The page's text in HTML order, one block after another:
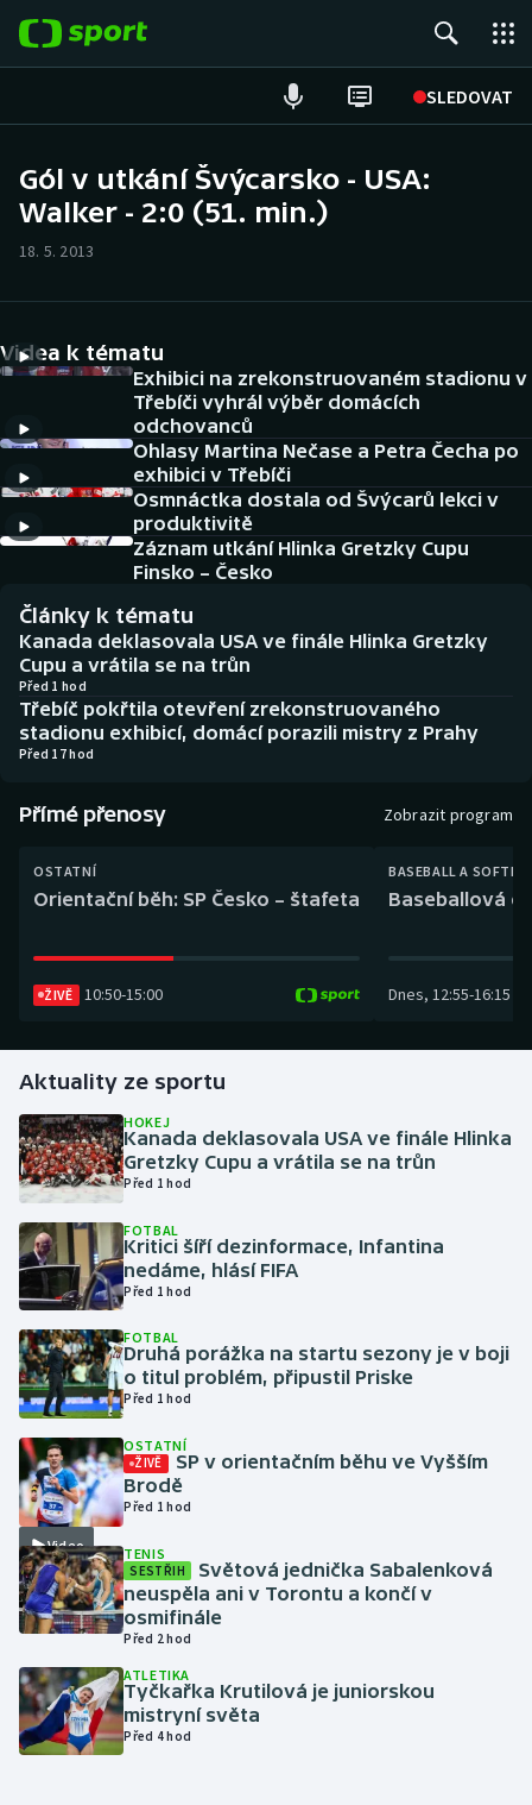
SLEDOVAT
Hokej
Cyklistika
DALŠÍ SPORTY
Americký fotbal
Baseball a softbal
Basketbal
Biatlon
Boby a skeleton
Dostihy
Futsal
Gymnastika
Házená
Jezdectví
Judo
Krasobruslení
Lezení
Lyže a snowboard
Moderní pětiboj
Motorsport
Olympijské hry
Parasport
Plavání
NEPŘEHLÉDNĚTE
Soutěže
Historické návraty
Aplikace ČT sport
AZ kvíz
Gól v utkání Švýcarsko - USA:
Walker - 2:0 (51. min.)
18. 5. 2013
Videa k tématu
Exhibici na zrekonstruovaném stadionu v
Třebíči vyhrál výběr domácích
odchovanců
Ohlasy Martina Nečase a Petra Čecha po
exhibici v Třebíči
Osmnáctka dostala od Švýcarů lekci v
produktivitě
Záznam utkání Hlinka Gretzky Cupu
Finsko – Česko
Články k tématu
Kanada deklasovala USA ve finále Hlinka Gretzky
Cupu a vrátila se na trůn
Před 1 hod
Třebíč pokřtila otevření zrekonstruovaného
stadionu exhibicí, domácí porazili mistry z Prahy
Před 17 hod
Přímé přenosy Zobrazit program
OSTATNÍ
Orientační běh: SP Česko – štafeta
ŽIVĚ 10:50-15:00
BASEBALL A
Baseballová
Dnes, 12:55-16:15
Aktuality ze sportu
HOKEJ
Kanada deklasovala USA ve finále Hlinka
Gretzky Cupu a vrátila se na trůn
Před 1 hod
FOTBAL
Kritici šíří dezinformace, Infantina
nedáme, hlásí FIFA
Před 1 hod
FOTBAL
Druhá porážka na startu sezony je v boji
o titul problém, připustil Priske
Před 1 hod
Video
OSTATNÍ
ŽIVĚ
SP v orientačním běhu ve Vyšším
Brodě
Před 1 hod
TENIS
SESTŘIH
Světová jednička Sabalenková
neuspěla ani v Torontu a končí v
osmifinále
Před 2 hod
ATLETIKA
Tyčkařka Krutilová je juniorskou
mistryní světa
Před 4 hod